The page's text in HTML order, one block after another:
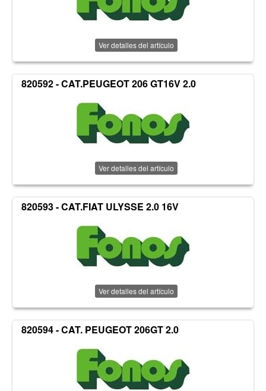
Ver detalles del artículo
820592 - CAT.PEUGEOT 206 GT16V 2.0
Ver detalles del artículo
820593 - CAT.FIAT ULYSSE 2.0 16V
Ver detalles del artículo
820594 - CAT. PEUGEOT 206GT 2.0